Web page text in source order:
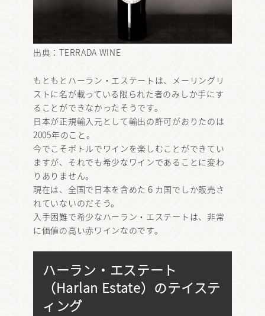
出典：TERRADA WINE
もともとハーラン・エステートは、メーリングリ
ストに名が載っている限られた者のみしか手にす
ることができなかったそうです。
日本が正規輸入元として輸出の許可がおりたのは
2005年のこと。
今でこそボトルでワインを楽しむことができてい
ますが、それでも希少なワインであることに変わ
りありません。
現在は、全国で日本を含めた６カ国でしか販売さ
れていないのだそう。
入手困難で希少なハーラン・エステートは、非常
に価値の高い赤ワインなのです。
ハーラン・エステート
（Harlan Estate）のテイステ
ィング